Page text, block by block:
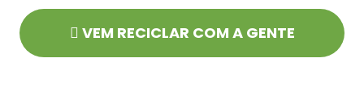
VEM RECICLAR COM A GENTE